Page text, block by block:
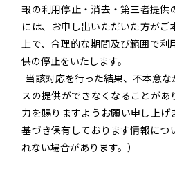
報の利用停止・消去・第三者提供
には、お申し出いただいた方が
上で、合理的な期間及び範囲で利
供の停止をいたします。
当該対応を行った結果、不本意
スの提供ができなくなることがあ
力を賜りますようお願い申し上げ
基づき保有しております情報につ
れない場合があります。）